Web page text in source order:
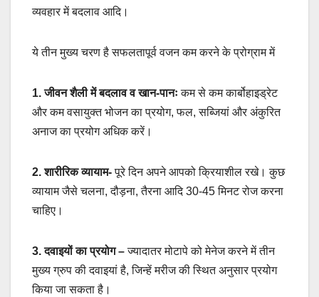
व्यवहार में बदलाव आदि।
ये तीन मुख्य चरण है सफलतापूर्व वजन कम करने के प्रोग्राम में
1. जीवन शैली में बदलाव व खान-पानःकम से कम कार्बोहाइड्रेट
और कम वसायुक्त भोजन का प्रयोग, फल, सब्जियां और अंकुरित
अनाज का प्रयोग अधिक करें।
2. शारीरिक व्यायाम-पूरे दिन अपने आपको क्रियाशील रखे। कुछ
व्यायाम जैसे चलना, दौड़ना, तैरना आदि 30-45 मिनट रोज करना
चाहिए।
3. दवाइयों का प्रयोग –ज्यादातर मोटापे को मेनेज करने में तीन
मुख्य ग्रुप की दवाइयां है, जिन्हें मरीज की स्थित अनुसार प्रयोग
किया जा सकता है।